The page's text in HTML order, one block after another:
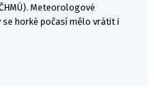
Meteorologové
se horké počasí mělo vrátit i